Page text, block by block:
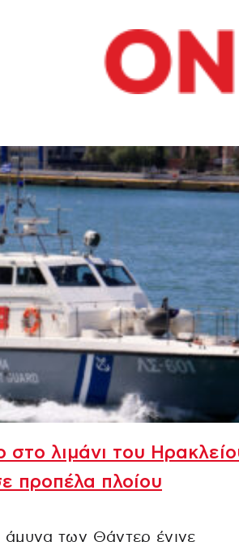
στο λιμάνι του
προπέλα πλοίου
άμυνα των Θάντερ έγινε